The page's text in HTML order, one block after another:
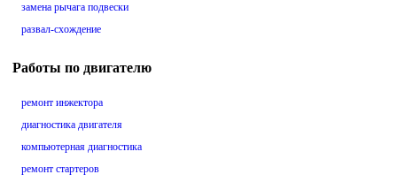
замена рычага подвески
развал-схождение
Работы по двигателю
ремонт инжектора
диагностика двигателя
компьютерная диагностика
ремонт стартеров